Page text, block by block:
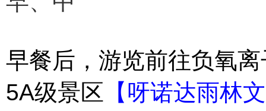
早餐后，游览前往负氧
5A级景区 【呀诺达雨林